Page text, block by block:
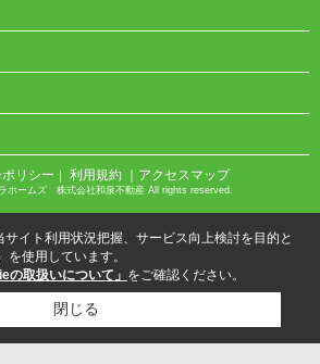
リシー ｜ 利用規約 ｜アクセスマップ
ホームズ 株式会社和泉不動産 All rights reserved.
イト利用状況把握、サービス向上検討を目的と
使用しています。
の取扱いについて」 をご確認ください。
閉じる